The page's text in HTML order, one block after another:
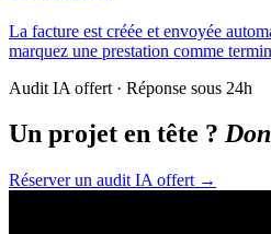
La facture est créée et envoyée
marquez une prestation comme
Audit IA offert · Réponse sous 24h
Un projet en tête ?
Réserver un audit IA offert →